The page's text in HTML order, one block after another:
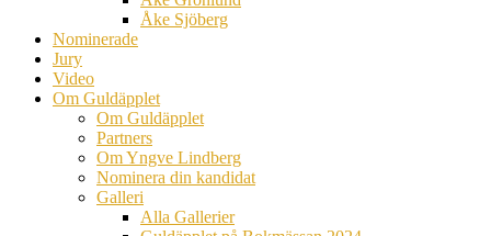
Åke Sjöberg
Nominerade
Jury
Video
Om Guldäpplet
Om Guldäpplet
Partners
Om Yngve Lindberg
Nominera din kandidat
Galleri
Alla Gallerier